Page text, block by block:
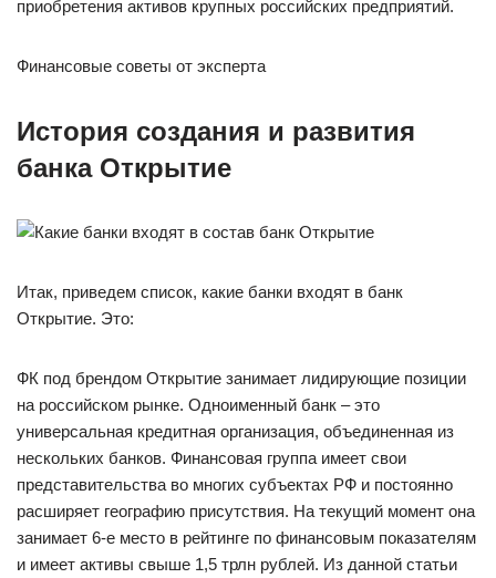
приобретения активов крупных российских предприятий.
Финансовые советы от эксперта
История создания и развития
банка Открытие
Итак, приведем список, какие банки входят в банк
Открытие. Это:
ФК под брендом Открытие занимает лидирующие позиции
на российском рынке. Одноименный банк – это
универсальная кредитная организация, объединенная из
нескольких банков. Финансовая группа имеет свои
представительства во многих субъектах РФ и постоянно
расширяет географию присутствия. На текущий момент она
занимает 6-е место в рейтинге по финансовым показателям
и имеет активы свыше 1,5 трлн рублей. Из данной статьи